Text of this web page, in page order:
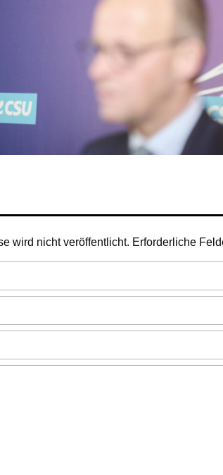
wird nicht veröffentlicht. Erforderliche